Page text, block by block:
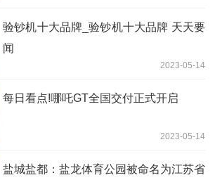
验钞机十大品牌_验钞机十大品牌 天天要
闻
2023-05-14
每日看点!哪吒GT全国交付正式开启
2023-05-14
盐城盐都：盐龙体育公园被命名为江苏省